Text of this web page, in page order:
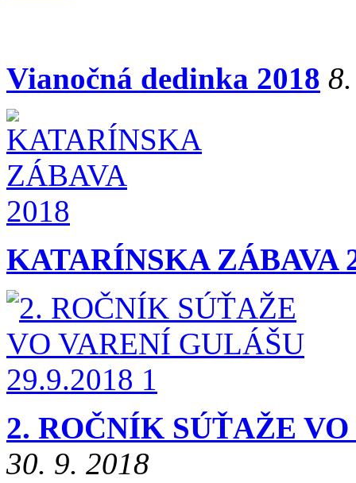
Vianočná dedinka 2018
KATARÍNSKA ZÁBAVA
2. ROČNÍK SÚŤAŽE
30. 9. 2018